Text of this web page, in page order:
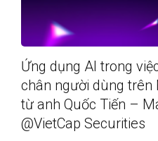
Ứng dụng AI trong
chân người dùng trên
từ anh Quốc Tiến –
@VietCap Securities